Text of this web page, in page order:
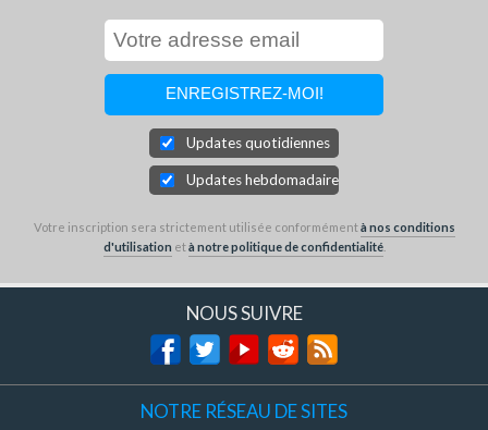
Updates quotidiennes
Updates hebdomadaires
Votre inscription sera strictement utilisée conformémentà nos conditions
d'utilisation età notre politique de confidentialité.
NOUS SUIVRE
NOTRE RÉSEAU DE SITES